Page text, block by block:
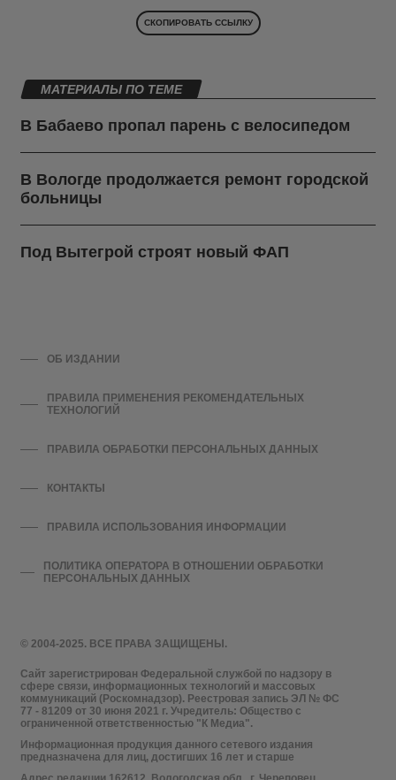
СКОПИРОВАТЬ ССЫЛКУ
МАТЕРИАЛЫ ПО ТЕМЕ
В Бабаево пропал парень с велосипедом
В Вологде продолжается ремонт городской
больницы
Под Вытегрой строят новый ФАП
© 2004-2025. ВСЕ ПРАВА ЗАЩИЩЕНЫ.
Сайт зарегистрирован Федеральной службой по надзору в
сфере связи, информационных технологий и массовых
коммуникаций (Роскомнадзор). Реестровая запись ЭЛ № ФС
77 - 81209 от 30 июня 2021 г. Учредитель: Общество с
ограниченной ответственностью "К Медиа".
Информационная продукция данного сетевого издания
предназначена для лиц, достигших 16 лет и старше
ОБ ИЗДАНИИ
ПРАВИЛА ПРИМЕНЕНИЯ РЕКОМЕНДАТЕЛЬНЫХ
ТЕХНОЛОГИЙ
ПРАВИЛА ОБРАБОТКИ ПЕРСОНАЛЬНЫХ ДАННЫХ
КОНТАКТЫ
ПРАВИЛА ИСПОЛЬЗОВАНИЯ ИНФОРМАЦИИ
ПОЛИТИКА ОПЕРАТОРА В ОТНОШЕНИИ ОБРАБОТКИ
ПЕРСОНАЛЬНЫХ ДАННЫХ